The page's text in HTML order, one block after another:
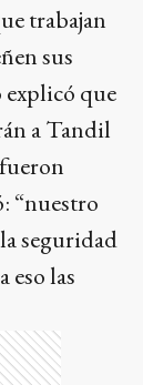
trabajan
sus
explicó que
a Tandil
“nuestro
seguridad
eso las